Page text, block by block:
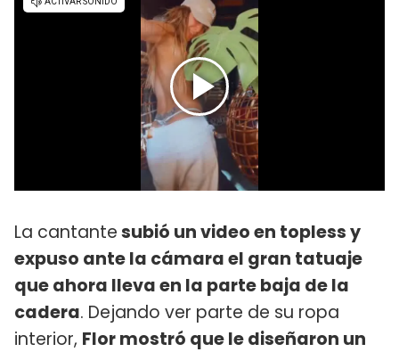
La cantantesubió un video en topless y
expuso ante la cámara el gran tatuaje
que ahora lleva en la parte baja de la
cadera. Dejando ver parte de su ropa
interior, Flor mostró que le diseñaron un